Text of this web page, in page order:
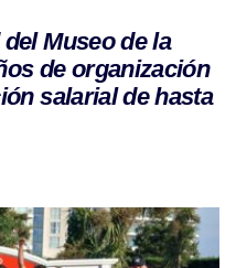
Museo de la
de organización
salarial de hasta